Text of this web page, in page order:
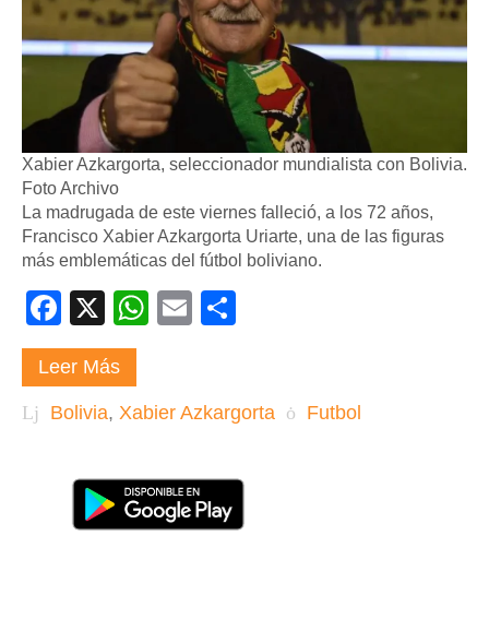
Xabier Azkargorta, seleccionador mundialista con Bolivia.
Foto Archivo
La madrugada de este viernes falleció, a los 72 años,
Francisco Xabier Azkargorta Uriarte, una de las figuras
más emblemáticas del fútbol boliviano.
Facebook
X WhatsApp
Email
Leer Más
Bolivia, Xabier Azkargorta Futbol